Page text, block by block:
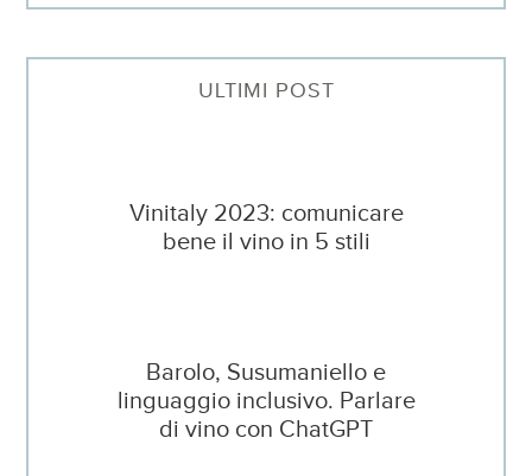
ULTIMI POST
Vinitaly 2023: comunicare
bene il vino in 5 stili
Barolo, Susumaniello e
linguaggio inclusivo. Parlare
di vino con ChatGPT